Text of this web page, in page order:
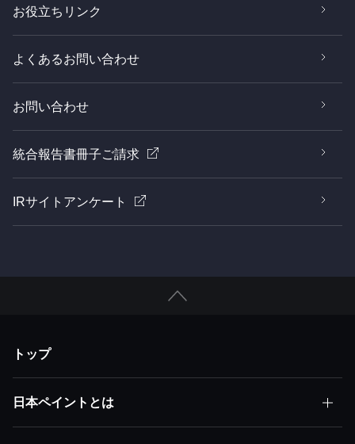
お役立ちリンク
よくあるお問い合わせ
お問い合わせ
統合報告書冊子ご請求
IRサイトアンケート
トップ
日本ペイントとは